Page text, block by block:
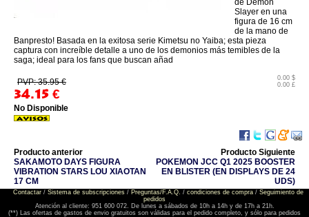
de Demon
Slayer en una
figura de 16 cm
de la mano de
Banpresto! Basada en la exitosa serie Kimetsu no Yaiba; esta pieza
captura con increíble detalle a uno de los demonios más temibles de la
saga; ideal para los fans que buscan añad
PVP: 35.95 €
34.15 €
0.00 $
0.00 £
No Disponible
Producto anterior
SAKAMOTO DAYS FIGURA
VIBRATION STARS LOU XIAOTAN
17 CM
Producto Siguiente
POKEMON JCC Q1 2025 BOOSTER
EN BLISTER (EN DISPLAYS DE 24
UDS)
Contactar/ Sistema de subscripciones/ Preguntas/F.A.Q. / condiciones de compra/ Seguimiento de
pedidos
Atención al cliente: 951 600 072. De lunes a sábados de 10h a 14h y de 17h a 21h.
(**) Las ofertas de gastos de envio gratuitos son válidas para el pedido completo, y sólo para pedidos